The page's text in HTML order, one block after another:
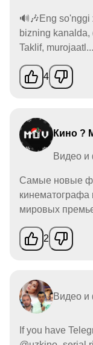
🔊🎶Eng so'nggi
bizning
Taklif, murojaatl...
4
Кино ?
Видео и
Самые новые
кинематографа
мировых
2
Видео и
If you have